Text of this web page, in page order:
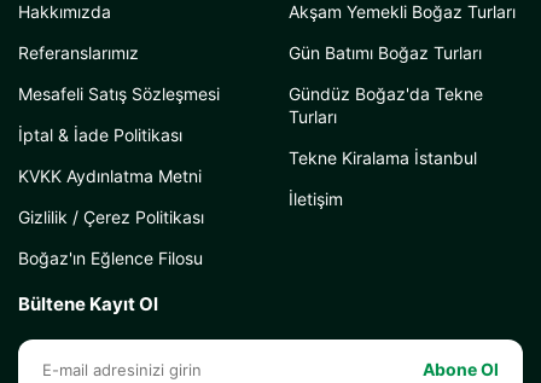
Hakkımızda
Referanslarımız
Mesafeli Satış Sözleşmesi
İptal & İade Politikası
KVKK Aydınlatma Metni
Gizlilik / Çerez Politikası
Boğaz'ın Eğlence Filosu
Akşam Yemekli Boğaz Turları
Gün Batımı Boğaz Turları
Gündüz Boğaz'da Tekne
Turları
Tekne Kiralama İstanbul
İletişim
Bültene Kayıt Ol
Abone Ol